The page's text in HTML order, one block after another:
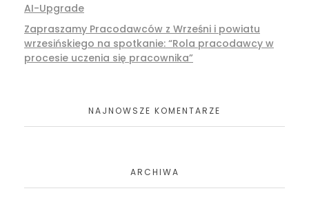
AI-Upgrade
Zapraszamy Pracodawców z Wrześni i powiatu
wrzesińskiego na spotkanie: “Rola pracodawcy w
procesie uczenia się pracownika”
NAJNOWSZE KOMENTARZE
ARCHIWA